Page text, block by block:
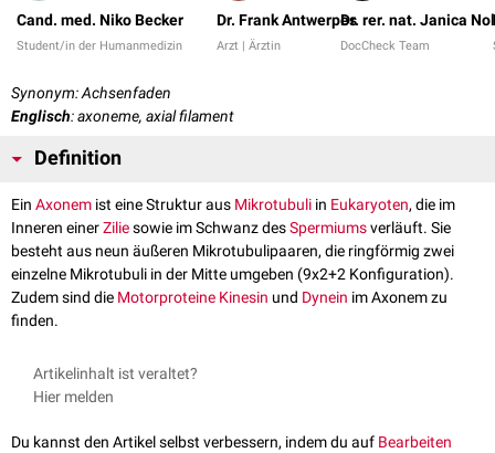
Cand. med. Niko Becker
Student/in der Humanmedizin
Dr. Frank Antwerpes
Arzt | Ärztin
Dr. rer. nat. Janica
DocCheck Team
Synonym: Achsenfaden
Englisch: axoneme, axial filament
Definition
Ein Axonem ist eine Struktur aus Mikrotubuli in Eukaryoten, die im
Inneren einerZiliesowie im Schwanz desSpermiumsverläuft. Sie
besteht aus neun äußeren Mikrotubulipaaren, die ringförmig zwei
einzelne Mikrotubuli in der Mitte umgeben (9x2+2 Konfiguration).
Zudem sind die Motorproteine Kinesin und Dynein im Axonem zu
finden.
Artikelinhalt ist veraltet?
Hier melden
Du kannst den Artikel selbst verbessern, indem du auf Bearbeiten